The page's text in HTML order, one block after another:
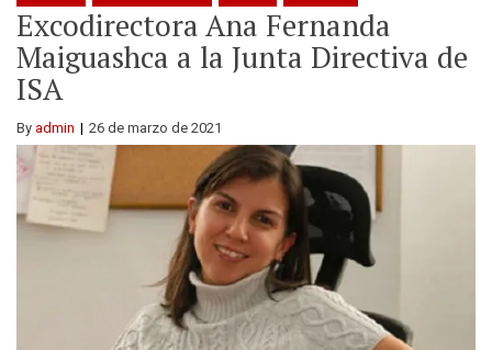
Excodirectora Ana Fernanda
Maiguashca a la Junta Directiva de
ISA
By admin 26 de marzo de 2021